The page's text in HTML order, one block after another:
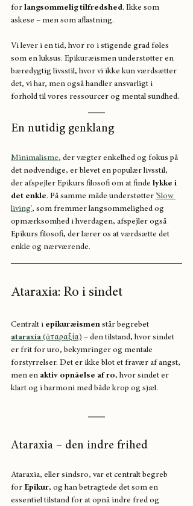
for langsommelig tilfredshed. Ikke som
askese – men som aflastning.
Vi lever i en tid, hvor ro i stigende grad føles
som en luksus. Epikuræismen understøtter en
bæredygtig livsstil, hvor vi ikke kun værdsætter
det, vi har, men også handler ansvarligt i
forhold til vores ressourcer og mental sundhed.
En nutidig genklang
Minimalisme, der vægter enkelhed og fokus på
det nødvendige, er blevet en populær livsstil,
der afspejler Epikurs filosofi om at finde lykke i
det enkle. På samme måde understøtter 'Slow
living', som fremmer langsommelighed og
opmærksomhed i hverdagen, afspejler også
Epikurs filosofi, der lærer os at værdsætte det
enkle og nærværende.
Ataraxia: Ro i sindet
Centralt i epikuræismen står begrebet
ataraxia (ἀταραξία) – den tilstand, hvor sindet
er frit for uro, bekymringer og mentale
forstyrrelser. Det er ikke blot et fravær af angst,
men en aktiv opnåelse af ro, hvor sindet er
klart og i harmoni med både krop og sjæl.
Ataraxia – den indre frihed
Ataraxia, eller sindsro, var et centralt begreb
for Epikur, og han betragtede det som en
essentiel tilstand for at opnå indre fred og